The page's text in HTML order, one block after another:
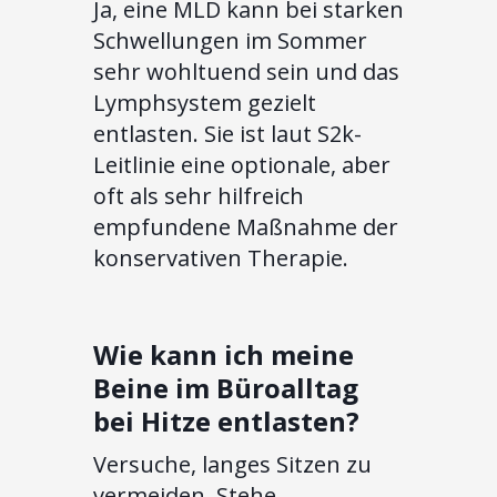
Ja, eine MLD kann bei starken
Schwellungen im Sommer
sehr wohltuend sein und das
Lymphsystem gezielt
entlasten. Sie ist laut S2k-
Leitlinie eine optionale, aber
oft als sehr hilfreich
empfundene Maßnahme der
konservativen Therapie.
Wie kann ich meine
Beine im Büroalltag
bei Hitze entlasten?
Versuche, langes Sitzen zu